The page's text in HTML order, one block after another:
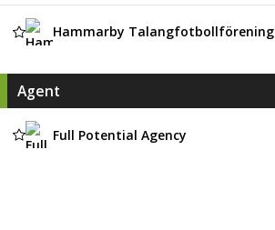
Hammarby Talangfotbollförening
Agent
Full Potential Agency